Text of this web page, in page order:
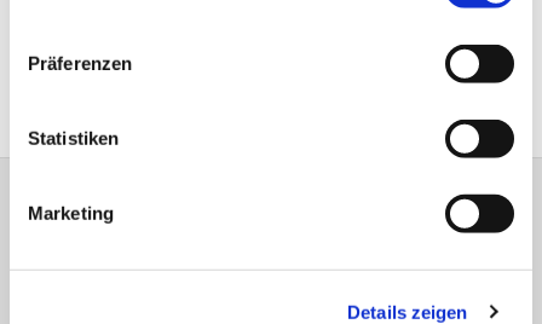
Präferenzen
Statistiken
Marketing
Details zeigen
Facebook